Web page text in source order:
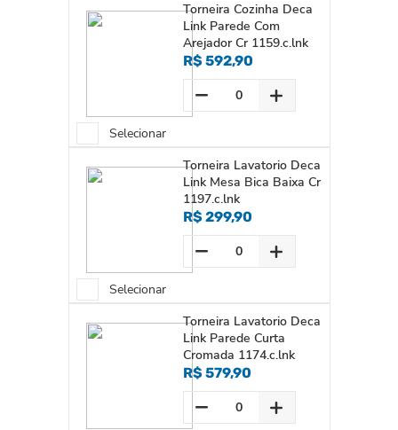
Torneira Cozinha Deca
Link Parede Com
Arejador Cr 1159.c.lnk
R$ 592,90
Selecionar
Torneira Lavatorio Deca
Link Mesa Bica Baixa Cr
1197.c.lnk
R$ 299,90
Selecionar
Torneira Lavatorio Deca
Link Parede Curta
Cromada 1174.c.lnk
R$ 579,90